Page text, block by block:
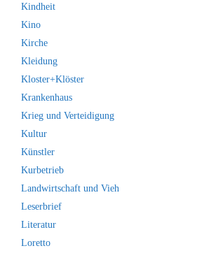
Kindheit
Kino
Kirche
Kleidung
Kloster+Klöster
Krankenhaus
Krieg und Verteidigung
Kultur
Künstler
Kurbetrieb
Landwirtschaft und Vieh
Leserbrief
Literatur
Loretto